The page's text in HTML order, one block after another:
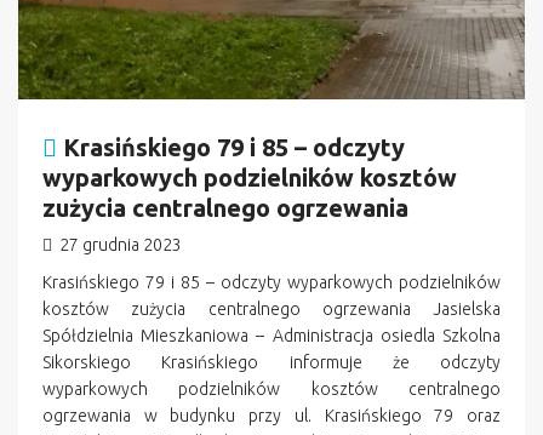
Krasińskiego 79 i 85 – odczyty
wyparkowych podzielników kosztów
zużycia centralnego ogrzewania
27 grudnia 2023
Krasińskiego 79 i 85 – odczyty wyparkowych podzielników
kosztów zużycia centralnego ogrzewania Jasielska
Spółdzielnia Mieszkaniowa – Administracja osiedla Szkolna
Sikorskiego Krasińskiego informuje że odczyty
wyparkowych podzielników kosztów centralnego
ogrzewania w budynku przy ul. Krasińskiego 79 oraz